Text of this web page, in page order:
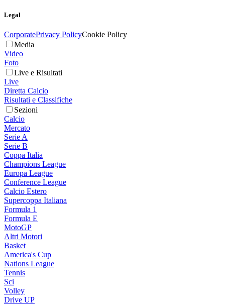
Legal
CorporatePrivacy PolicyCookie Policy
Media
Video
Foto
Live e Risultati
Live
Diretta Calcio
Risultati e Classifiche
Sezioni
Calcio
Mercato
Serie A
Serie B
Coppa Italia
Champions League
Europa League
Conference League
Calcio Estero
Supercoppa Italiana
Formula 1
Formula E
MotoGP
Altri Motori
Basket
America's Cup
Nations League
Tennis
Sci
Volley
Drive UP